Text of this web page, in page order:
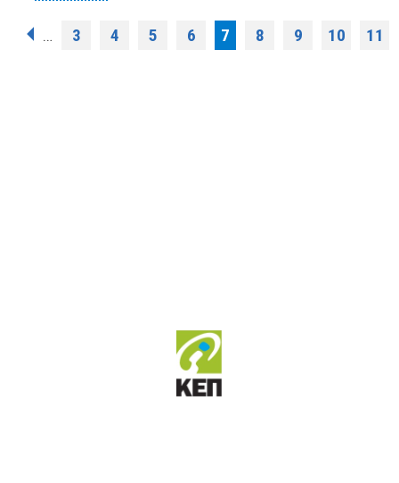
αγροτεμαχίων στη θέση «Λόγγος» Δ.Ε.
Pages
… 3 4 5 6 7 8 9 10 11